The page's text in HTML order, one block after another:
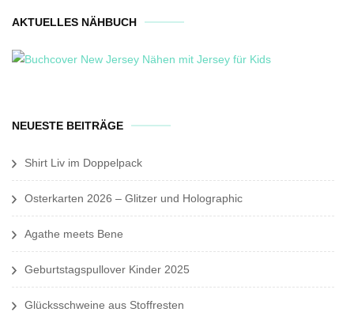
AKTUELLES NÄHBUCH
NEUESTE BEITRÄGE
Shirt Liv im Doppelpack
Osterkarten 2026 – Glitzer und Holographic
Agathe meets Bene
Geburtstagspullover Kinder 2025
Glücksschweine aus Stoffresten